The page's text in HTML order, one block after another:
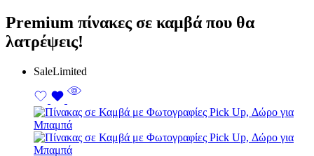
Premium πίνακες σε καμβά που θα
λατρέψεις!
SaleLimited